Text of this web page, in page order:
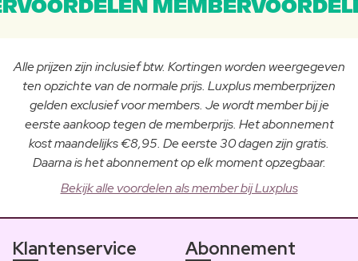
Alle prijzen zijn inclusief btw. Kortingen worden weergegeven
ten opzichte van de normale prijs. Luxplus memberprijzen
gelden exclusief voor members. Je wordt member bij je
eerste aankoop tegen de memberprijs. Het abonnement
kost maandelijks €8,95. De eerste 30 dagen zijn gratis.
Daarna is het abonnement op elk moment opzegbaar.
Bekijk alle voordelen als member bij Luxplus
Klantenservice Abonnement